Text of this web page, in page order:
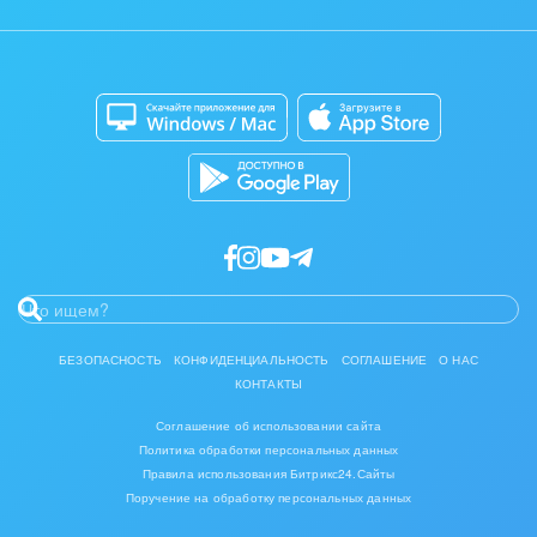
Полиграфия
Рынки и торговля
Связь и телекоммуникации
Химия и нефтехимия
Юриспруденция
Разработчикам приложений
БЕЗОПАСНОСТЬ КОНФИДЕНЦИАЛЬНОСТЬ СОГЛАШЕНИЕ
О НАС
КОНТАКТЫ
Соглашение об использовании сайта
Политика обработки персональных данных
Правила использования Битрикс24.Сайты
Поручение на обработку персональных данных